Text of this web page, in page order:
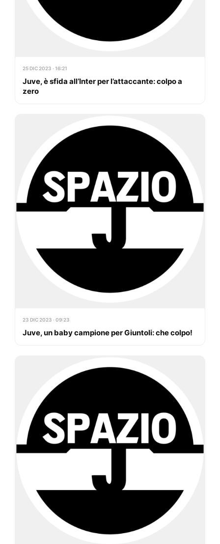
25 DIC 2023 · 16:21
Juve, è sfida all’Inter per l’attaccante: colpo a
zero
23 DIC 2023 · 09:23
Juve, un baby campione per Giuntoli: che colpo!